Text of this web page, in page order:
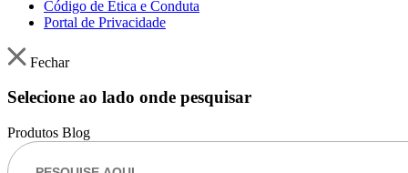
Código de Ética e Conduta
Portal de Privacidade
Fechar
Selecione ao lado onde pesquisar
Produtos Blog